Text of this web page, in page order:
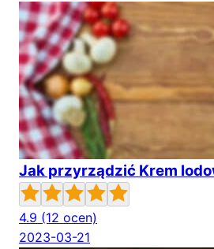
Jak przyrządzić Krem
4.9 (12 ocen)
2023-03-21